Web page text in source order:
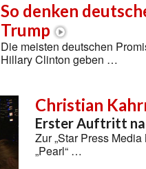
So denken
Trump
Die meisten deutschen
Hillary Clinton geben …
Christian
Erster Auftritt
Zur „Star Press
„Pearl“ …